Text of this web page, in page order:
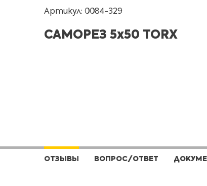
Артикул: 0084-329
САМОРЕЗ 5х50 TORX
ОТЗЫВЫ ВОПРОС/ОТВЕТ